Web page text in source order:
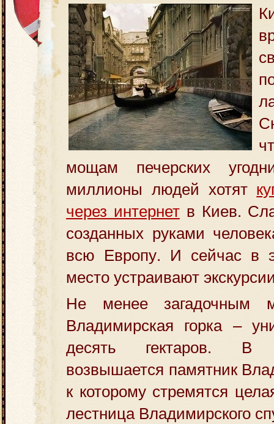
мощам печерских
миллионы людей хотят
через интернетв Киев.
созданных руками
всю Европу. И сейчас в
место устраивают
Не менее загадочным
Владимирская горка –
десять гектаров. В
возвышается памятник
к которому стремятся
лестница Владимирского